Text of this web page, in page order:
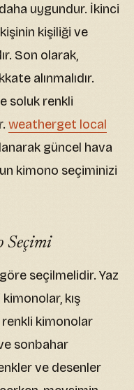
uygundur. İkinci
kişiliği ve
Son olarak,
alınmalıdır.
soluk renkli
weatherget local
güncel hava
kimono seçiminizi
Seçimi
seçilmelidir. Yaz
kış
renkli kimonolar
sonbahar
ve desenler